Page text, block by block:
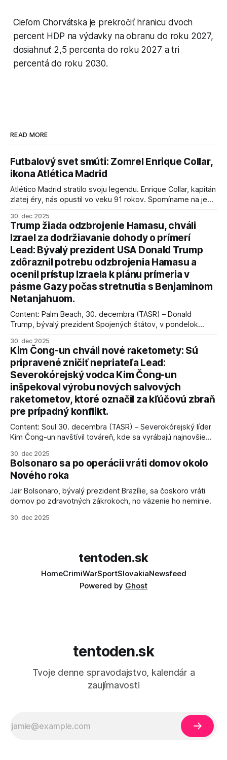
Cieľom Chorvátska je prekročiť hranicu dvoch
percent HDP na výdavky na obranu do roku 2027,
dosiahnuť 2,5 percenta do roku 2027 a tri
percentá do roku 2030.
READ MORE
Futbalový svet smúti: Zomrel Enrique Collar,
ikona Atlética Madrid
Atlético Madrid stratilo svoju legendu. Enrique Collar, kapitán
zlatej éry, nás opustil vo veku 91 rokov. Spomíname na jeho
30. dec 2025
Trump žiada odzbrojenie Hamasu, chváli
Izrael za dodržiavanie dohody o prímerí
Lead: Bývalý prezident USA Donald Trump
zdôraznil potrebu odzbrojenia Hamasu a
ocenil prístup Izraela k plánu prímeria v
pásme Gazy počas stretnutia s Benjaminom
Netanjahuom.
Content: Palm Beach, 30. decembra (TASR) – Donald
Trump, bývalý prezident Spojených štátov, v pondelok
kľúčové pre úspešné dosiahnutie prímeria v Gaze. Agentúra
AFP informuje, že Trump vyjadril presvedčenie, že Izrael plní
podmienky dohody o prí
30. dec 2025
Kim Čong-un chváli nové raketomety: Sú
pripravené zničiť nepriateľa Lead:
Severokórejský vodca Kim Čong-un
inšpekoval výrobu nových salvových
raketometov, ktoré označil za kľúčovú zbraň
pre prípadný konflikt.
Content: Soul 30. decembra (TASR) – Severokórejský líder
Kim Čong-un navštívil továreň, kde sa vyrábajú najnovšie
schopnosti. Informovali o tom štátne médiá KĽDR, na ktoré
sa odvoláva agentúra AFP.
30. dec 2025
Bolsonaro sa po operácii vráti domov okolo
Nového roka
Jair Bolsonaro, bývalý prezident Brazílie, sa čoskoro vráti
domov po zdravotných zákrokoch, no väzenie ho neminie.
30. dec 2025
tentoden.sk
HomeCrimiWarSportSlovakiaNewsfeed
Powered by Ghost
tentoden.sk
Tvoje denne spravodajstvo, kalendár a
zaujímavosti